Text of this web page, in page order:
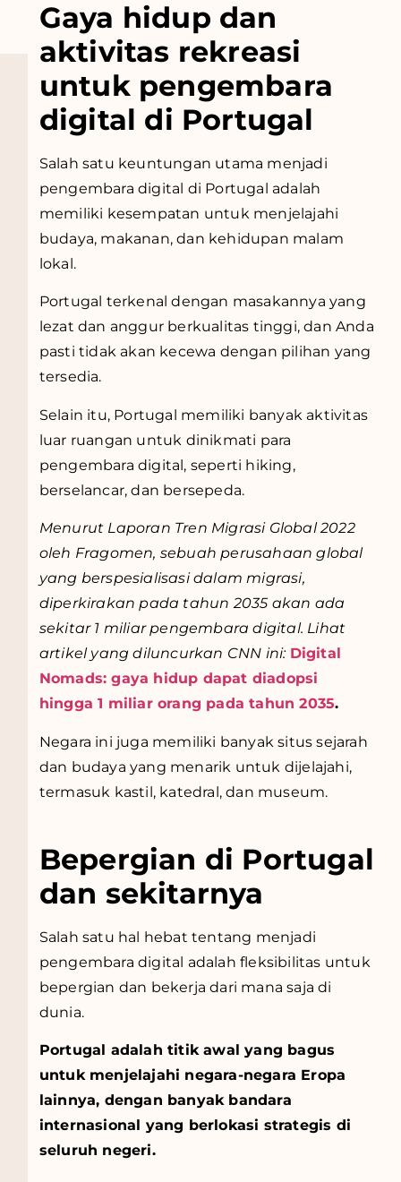
Gaya hidup dan
aktivitas rekreasi
untuk pengembara
digital di Portugal
Salah satu keuntungan utama menjadi
pengembara digital di Portugal adalah
memiliki kesempatan untuk menjelajahi
budaya, makanan, dan kehidupan malam
lokal.
Portugal terkenal dengan masakannya yang
lezat dan anggur berkualitas tinggi, dan Anda
pasti tidak akan kecewa dengan pilihan yang
tersedia.
Selain itu, Portugal memiliki banyak aktivitas
luar ruangan untuk dinikmati para
pengembara digital, seperti hiking,
berselancar, dan bersepeda.
Menurut Laporan Tren Migrasi Global 2022
oleh Fragomen, sebuah perusahaan global
yang berspesialisasi dalam migrasi,
diperkirakan pada tahun 2035 akan ada
sekitar 1 miliar pengembara digital. Lihat
artikel yang diluncurkan CNN ini: Digital
Nomads: gaya hidup dapat diadopsi
hingga 1 miliar orang pada tahun 2035.
Negara ini juga memiliki banyak situs sejarah
dan budaya yang menarik untuk dijelajahi,
termasuk kastil, katedral, dan museum.
Bepergian di Portugal
dan sekitarnya
Salah satu hal hebat tentang menjadi
pengembara digital adalah fleksibilitas untuk
bepergian dan bekerja dari mana saja di
dunia.
Portugal adalah titik awal yang bagus
untuk menjelajahi negara-negara Eropa
lainnya, dengan banyak bandara
internasional yang berlokasi strategis di
seluruh negeri.